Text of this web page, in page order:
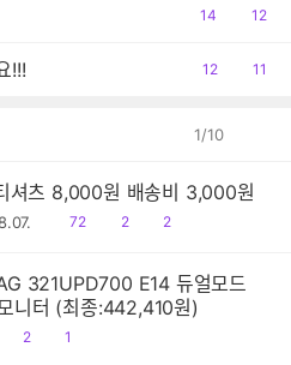
공
14
댓
12
!!!
공
12
댓
11
1/10
셔츠 8,000원 배송비 3,000원
읽
72
공
2
댓
2
321UPD700 E14 듀얼모드
니터 (최종:442,410원)
공
2
댓1